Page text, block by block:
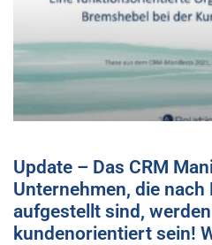
Update – Das CRM
Unternehmen, die nach
aufgestellt sind,
kundenorientiert sein!